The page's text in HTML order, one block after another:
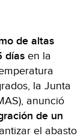
de altas
días en la
la Junta
anunció
de un
el abasto